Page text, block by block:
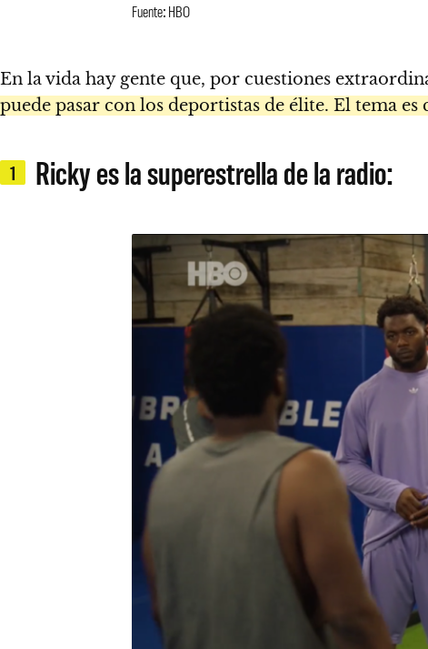
Fuente: HBO
En la vida hay gente que, por cuestiones
puede pasar con los deportistas de élite. El tema
1 Ricky es la superestrella de la radio: